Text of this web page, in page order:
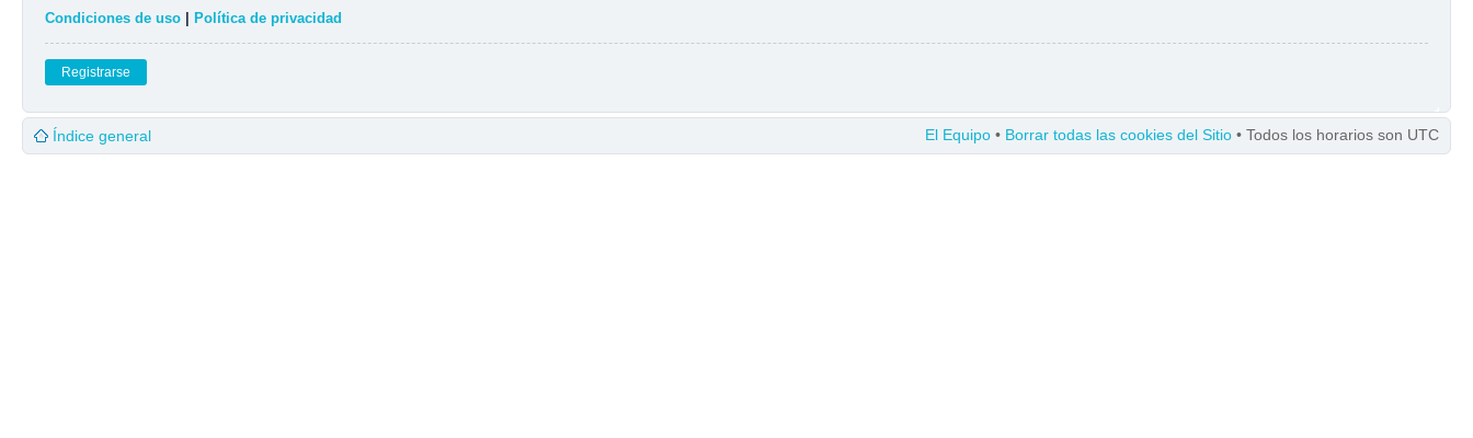
Condiciones de uso Política de privacidad
Registrarse
Índice general El Equipo • Borrar todas las cookies del Sitio • Todos los horarios son UTC